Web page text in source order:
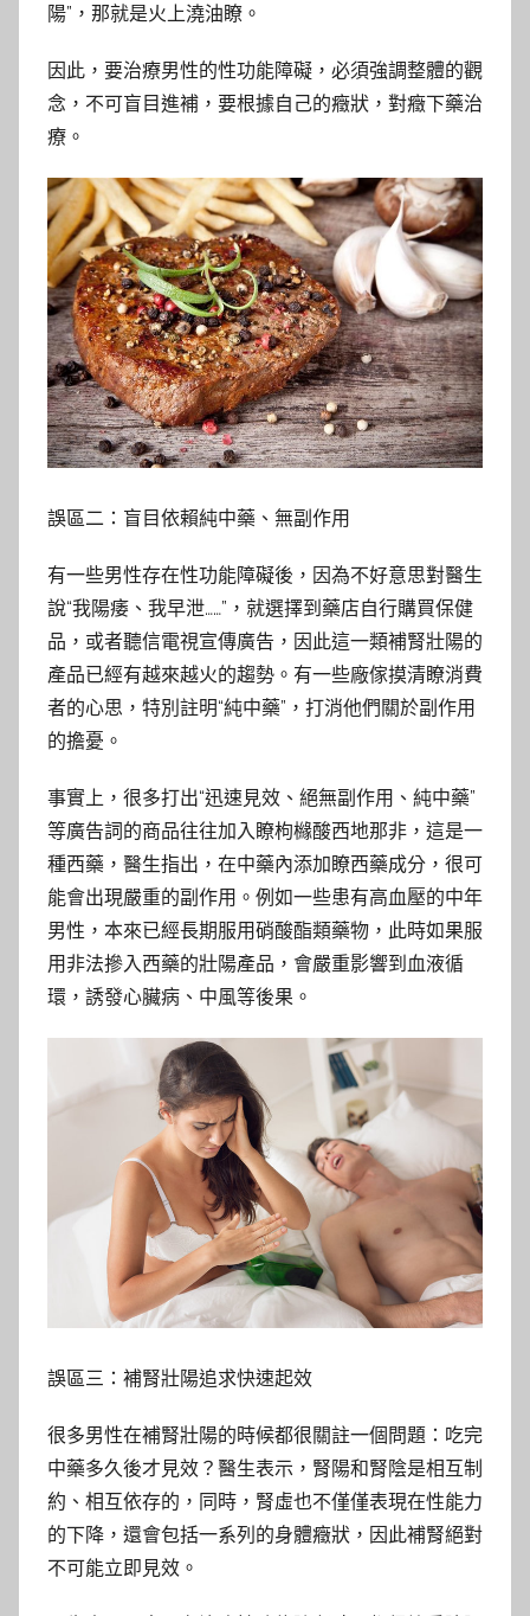
陽”，那就是火上澆油瞭。
因此，要治療男性的性功能障礙，必須強調整體的觀
念，不可盲目進補，要根據自己的癥狀，對癥下藥治
療。
誤區二：盲目依賴純中藥、無副作用
有一些男性存在性功能障礙後，因為不好意思對醫生
說“我陽痿、我早泄……”，就選擇到藥店自行購買保健
品，或者聽信電視宣傳廣告，因此這一類補腎壯陽的
產品已經有越來越火的趨勢。有一些廠傢摸清瞭消費
者的心思，特別註明“純中藥”，打消他們關於副作用
的擔憂。
事實上，很多打出“迅速見效、絕無副作用、純中藥”
等廣告詞的商品往往加入瞭枸櫞酸西地那非，這是一
種西藥，醫生指出，在中藥內添加瞭西藥成分，很可
能會出現嚴重的副作用。例如一些患有高血壓的中年
男性，本來已經長期服用硝酸酯類藥物，此時如果服
用非法摻入西藥的壯陽產品，會嚴重影響到血液循
環，誘發心臟病、中風等後果。
誤區三：補腎壯陽追求快速起效
很多男性在補腎壯陽的時候都很關註一個問題：吃完
中藥多久後才見效？醫生表示，腎陽和腎陰是相互制
約、相互依存的，同時，腎虛也不僅僅表現在性能力
的下降，還會包括一系列的身體癥狀，因此補腎絕對
不可能立即見效。